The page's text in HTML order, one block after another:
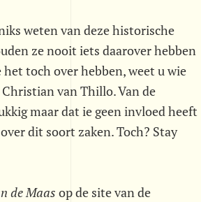
weten van deze historische
ze nooit iets daarover hebben
het toch over hebben, weet u wie
van Thillo. Van de
maar dat ie geen invloed heeft
dit soort zaken. Toch? Stay
de Maas  op de site van de